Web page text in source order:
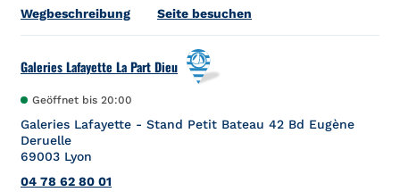
WegbeschreibungLink Opens in New Tab
Seite besuchen
Galeries Lafayette La Part Dieu
Geöffnet bis 20:00
Galeries Lafayette - Stand Petit Bateau 42 Bd Eugène
Deruelle
69003 Lyon
04 78 62 80 01